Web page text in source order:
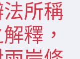
所稱
釋，